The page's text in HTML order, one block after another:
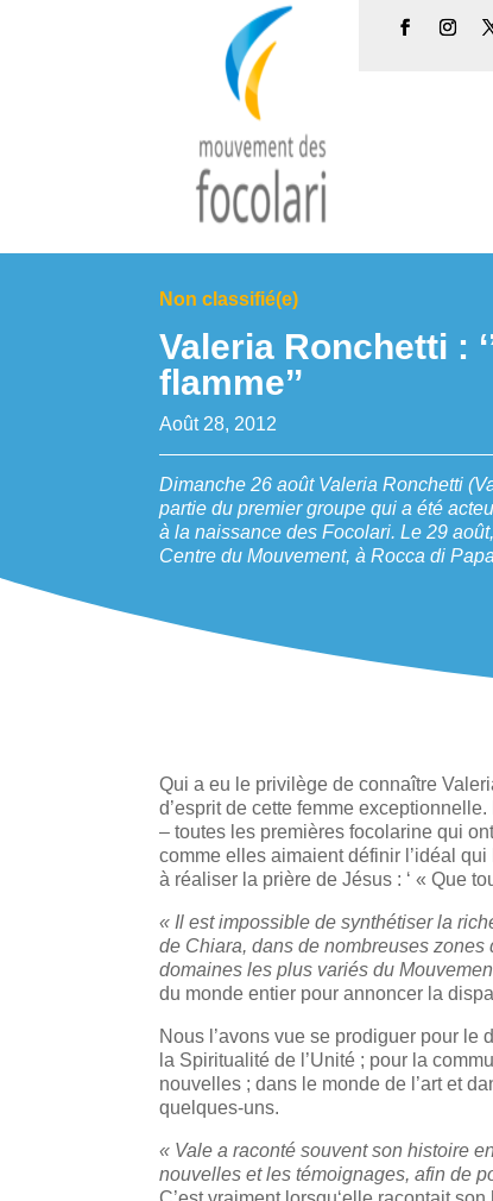
Non classifié(e)
Valeria Ronchetti :
flamme’’
Août 28, 2012
Dimanche 26 août Valeria Ronchetti
partie du premier groupe qui a été
à la naissance des Focolari. Le 29
Centre du Mouvement, à Rocca di
Qui a eu le privilège de connaître
d’esprit de cette femme
– toutes les premières focolarine qui ont
comme elles aimaient définir l’idéal
à réaliser la prière de Jésus : ‘ « Que
« Il est impossible de synthétiser la
de Chiara, dans de nombreuses
domaines les plus variés du
du monde entier pour annoncer la
Nous l’avons vue se prodiguer pour
la Spiritualité de l’Unité ; pour la
nouvelles ; dans le monde de l’art et
quelques-uns.
« Vale a raconté souvent son histoire
nouvelles et les témoignages, afin de